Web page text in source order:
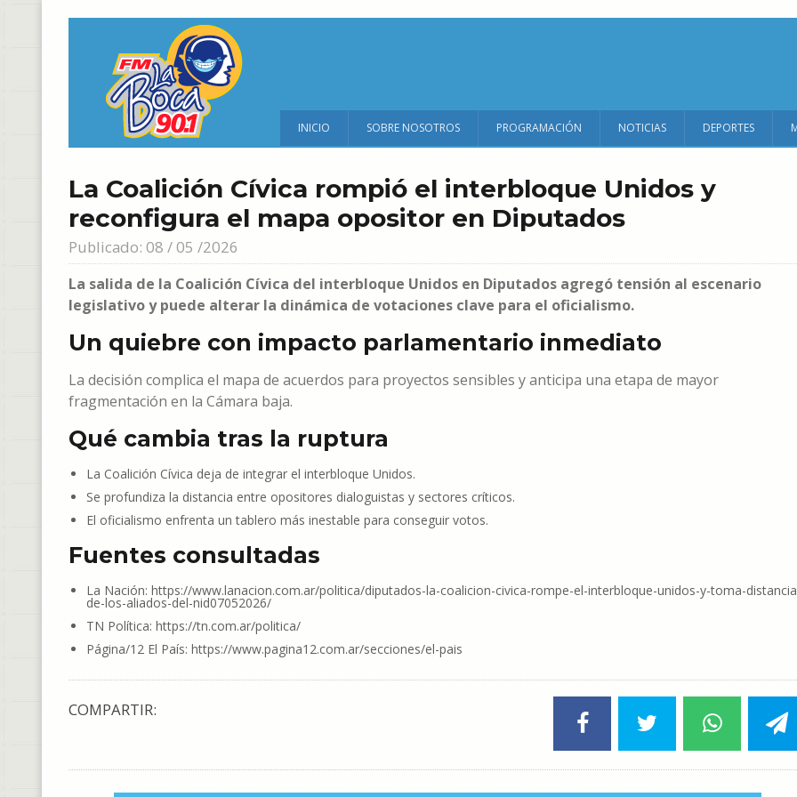
INICIO SOBRE NOSOTROS PROGRAMACIÓN NOTICIAS DEPORTES
La Coalición Cívica rompió el interbloque Unidos y
reconfigura el mapa opositor en Diputados
Publicado: 08 / 05 /2026
La salida de la Coalición Cívica del interbloque Unidos en Diputados agregó tensión al escenario
legislativo y puede alterar la dinámica de votaciones clave para el oficialismo.
Un quiebre con impacto parlamentario inmediato
La decisión complica el mapa de acuerdos para proyectos sensibles y anticipa una etapa de mayor
fragmentación en la Cámara baja.
Qué cambia tras la ruptura
La Coalición Cívica deja de integrar el interbloque Unidos.
Se profundiza la distancia entre opositores dialoguistas y sectores críticos.
El oficialismo enfrenta un tablero más inestable para conseguir votos.
Fuentes consultadas
La Nación: https://www.lanacion.com.ar/politica/diputados-la-coalicion-civica-rompe-el-interbloque-unidos-y-toma-
de-los-aliados-del-nid07052026/
TN Política: https://tn.com.ar/politica/
Página/12 El País: https://www.pagina12.com.ar/secciones/el-pais
COMPARTIR: